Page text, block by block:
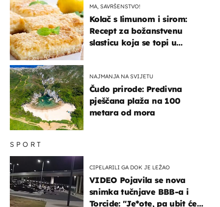
SPORT
CIPELARILI GA DOK JE LEŽAO
VIDEO Pojavila se nova
snimka tučnjave BBB-a i
Torcide: "Je*ote, pa ubit će
MA, SAVRŠENSTVO!
Kolač s limunom i sirom:
Recept za božanstvenu
slasticu koja se topi u
NAJMANJA NA SVIJETU
Čudo prirode: Predivna
pješčana plaža na 100
metara od mora